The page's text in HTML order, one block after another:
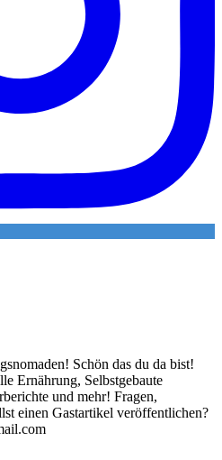
Schön das du da bist!
Ernährung, Selbstgebaute
und mehr! Fragen,
einen Gastartikel veröffentlichen?